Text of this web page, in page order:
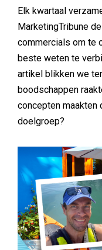
Elk kwartaal
MarketingTribune
commercials om te
beste weten te
artikel blikken we
boodschappen
concepten
doelgroep?